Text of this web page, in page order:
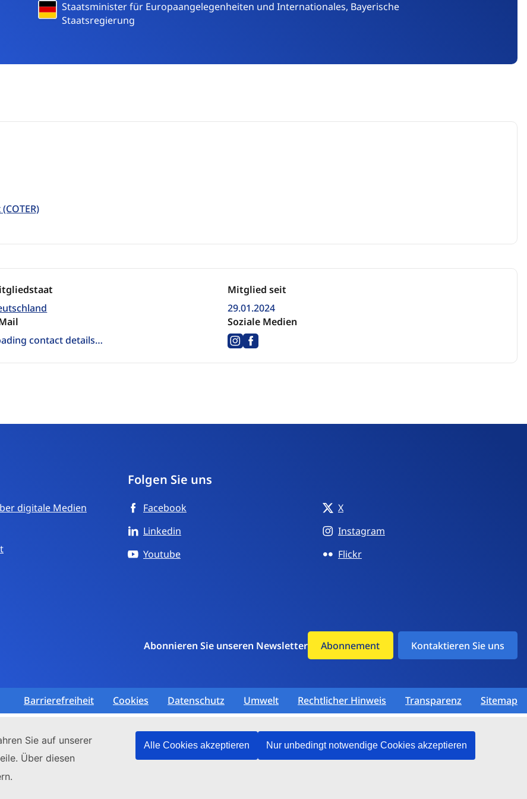
Sie auf unserer
Über diesen
Alle Cookies akzeptieren Nur unbedingt notwendige Cookies akzeptieren
Staatsminister für Europaangelegenheiten und Internationales, Bayerische
Staatsregierung
Mitglied seit
29.01.2024
contact details…
Soziale Medien
Instagram
digitale Medien
Folgen Sie uns
Facebook
X
Linkedin
Instagram
Youtube
Flickr
Abonnieren Sie unseren Newsletter Abonnement Kontaktieren Sie uns
Barrierefreiheit Cookies Datenschutz Umwelt Rechtlicher Hinweis Transparenz Sitemap